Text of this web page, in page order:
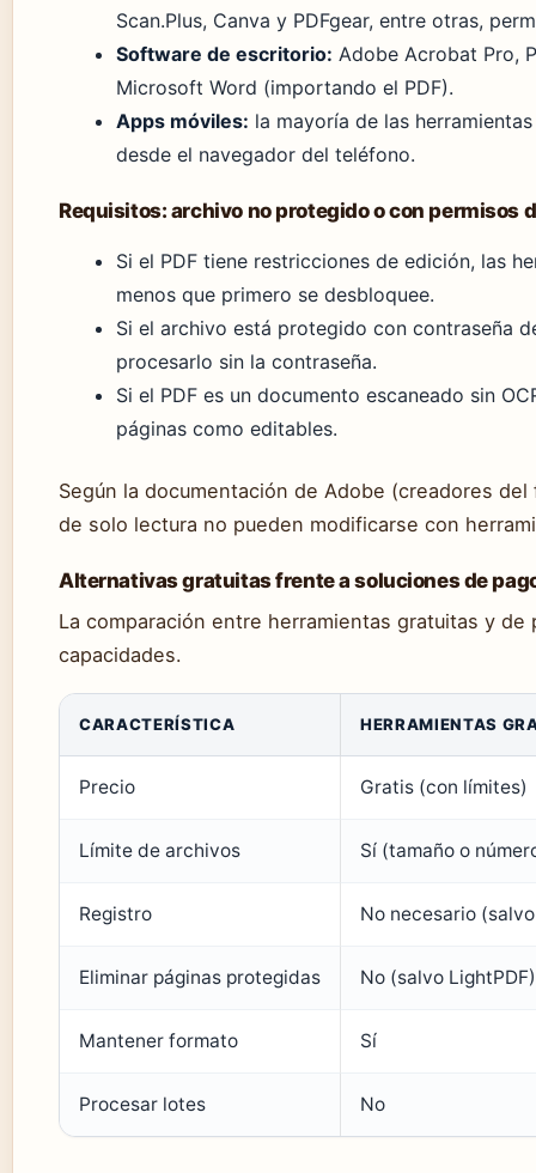
Scan.Plus, Canva y PDFgear, entre otras,
Software de escritorio: Adobe Acrobat Pro,
Microsoft Word (importando el PDF).
Apps móviles: la mayoría de las
desde el navegador del teléfono.
Requisitos: archivo no protegido o con permisos
Si el PDF tiene restricciones de edición, las
menos que primero se desbloquee.
Si el archivo está protegido con contraseña
procesarlo sin la contraseña.
Si el PDF es un documento escaneado sin
páginas como editables.
Según la documentación de Adobe (creadores
de solo lectura no pueden modificarse con
Alternativas gratuitas frente a soluciones de
La comparación entre herramientas gratuitas y
capacidades.
CARACTERÍSTICA HERRAMIENTAS
Precio Gratis (con límites)
Límite de archivos Sí (tamaño o
Registro No necesario
Eliminar páginas protegidas No (salvo LightPDF)
Mantener formato Sí
Procesar lotes No